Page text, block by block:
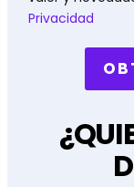
Privacidad